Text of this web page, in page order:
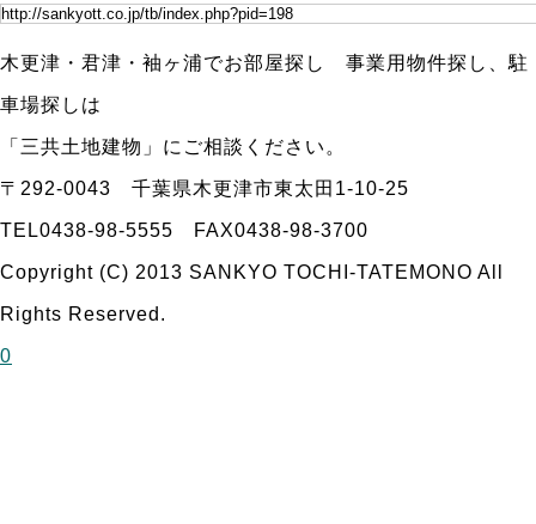
木更津・君津・袖ヶ浦でお部屋探し 事業用物件探し、駐
車場探しは
「三共土地建物」にご相談ください。
〒292-0043 千葉県木更津市東太田1-10-25
TEL0438-98-5555 FAX0438-98-3700
Copyright (C) 2013 SANKYO TOCHI-TATEMONO All
Rights Reserved.
0